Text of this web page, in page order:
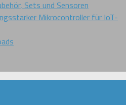
Sets und Sensoren
Mikrocontroller für IoT-